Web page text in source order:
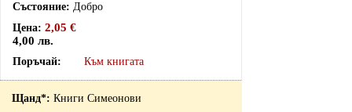
Добро
2,05 €
4,00 лв.
Към книгата
Книги Симеонови